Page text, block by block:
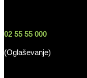
02 55 55 000
(Oglaševanje)